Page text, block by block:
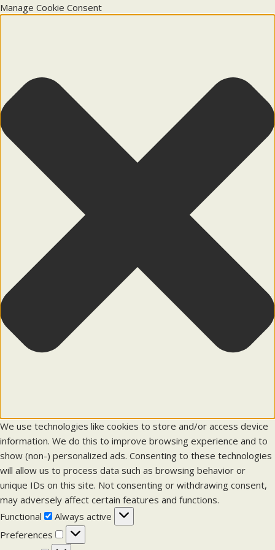
Manage Cookie Consent
We use technologies like cookies to store and/or access device
information. We do this to improve browsing experience and to
show (non-) personalized ads. Consenting to these technologies
will allow us to process data such as browsing behavior or
unique IDs on this site. Not consenting or withdrawing consent,
may adversely affect certain features and functions.
Functional
F
u
n
Always active
Preferences
P
r